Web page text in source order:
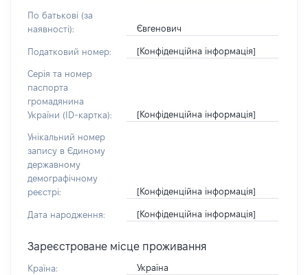
По батькові (за
наявності):
Євгенович
Податковий номер: [Конфіденційна інформація]
Серія та номер
паспорта
громадянина
України (ID-картка):
[Конфіденційна інформація]
Унікальний номер
запису в Єдиному
державному
демографічному
реєстрі:
[Конфіденційна інформація]
Дата народження: [Конфіденційна інформація]
Зареєстроване місце проживання
Країна: Україна